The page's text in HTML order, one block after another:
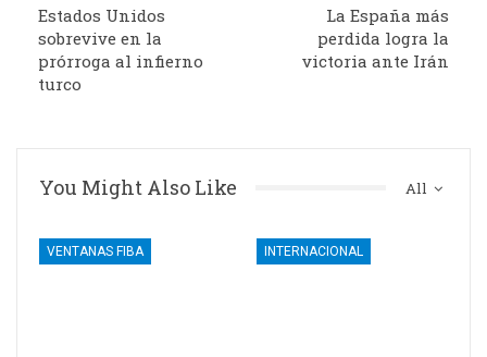
Estados Unidos
sobrevive en la
prórroga al infierno
turco
La España más
perdida logra la
victoria ante Irán
All
You Might Also Like
VENTANAS FIBA INTERNACIONAL